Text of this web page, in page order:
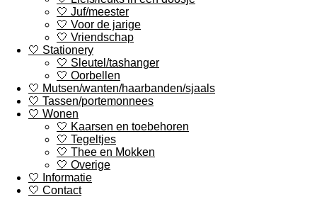
🤍 Juf/meester
🤍 Voor de jarige
🤍 Vriendschap
🤍 Stationery
🤍 Sleutel/tashanger
🤍 Oorbellen
🤍 Mutsen/wanten/haarbanden/sjaals
🤍 Tassen/portemonnees
🤍 Wonen
🤍 Kaarsen en toebehoren
🤍 Tegeltjes
🤍 Thee en Mokken
🤍 Overige
🤍 Informatie
🤍 Contact